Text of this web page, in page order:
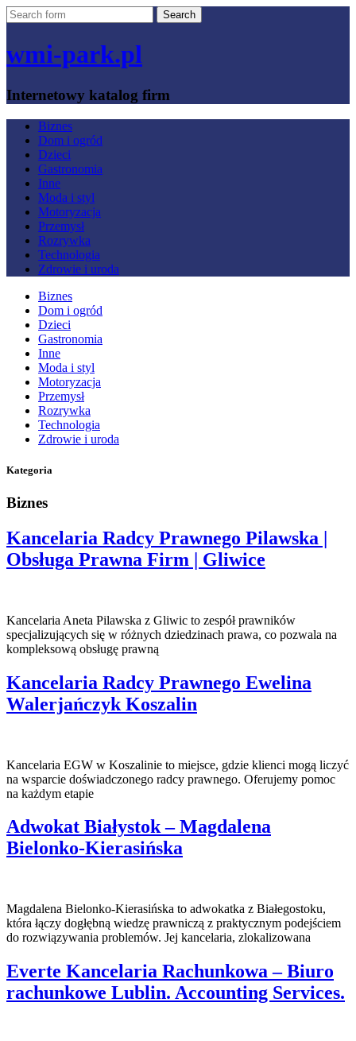
wmi-park.pl
Internetowy katalog firm
Biznes
Dom i ogród
Dzieci
Gastronomia
Inne
Moda i styl
Motoryzacja
Przemysł
Rozrywka
Technologia
Zdrowie i uroda
Biznes
Dom i ogród
Dzieci
Gastronomia
Inne
Moda i styl
Motoryzacja
Przemysł
Rozrywka
Technologia
Zdrowie i uroda
Kategoria
Biznes
Kancelaria Radcy Prawnego Pilawska |
Obsługa Prawna Firm | Gliwice
Kancelaria Aneta Pilawska z Gliwic to zespół prawników
specjalizujących się w różnych dziedzinach prawa, co pozwala na
kompleksową obsługę prawną
Kancelaria Radcy Prawnego Ewelina
Walerjańczyk Koszalin
Kancelaria EGW w Koszalinie to miejsce, gdzie klienci mogą liczyć
na wsparcie doświadczonego radcy prawnego. Oferujemy pomoc
na każdym etapie
Adwokat Białystok – Magdalena
Bielonko-Kierasińska
Magdalena Bielonko-Kierasińska to adwokatka z Białegostoku,
która łączy dogłębną wiedzę prawniczą z praktycznym podejściem
do rozwiązywania problemów. Jej kancelaria, zlokalizowana
Everte Kancelaria Rachunkowa – Biuro
rachunkowe Lublin. Accounting Services.